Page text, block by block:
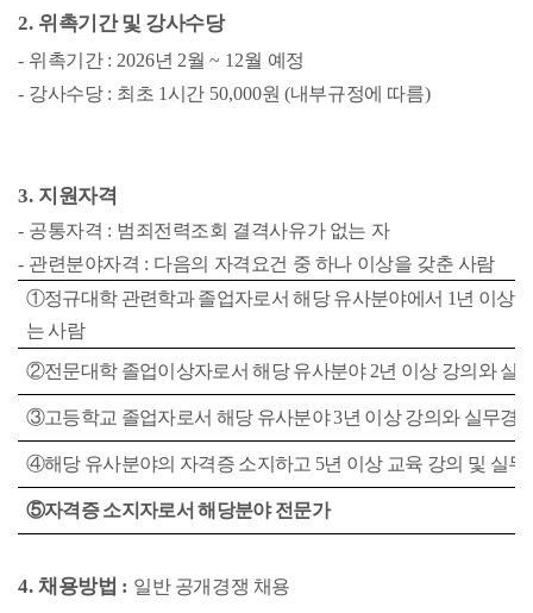
2. 위촉기간 및 강사수당
- 위촉기간 : 2026년 2월~ 12월 예정
- 강사수당 : 최초 1시간 50,000원 (내부규정에 따름)
3. 지원자격
- 공통자격 : 범죄전력조회 결격사유가 없는 자
- 관련분야자격 : 다음의 자격요건 중 하나 이상을 갖춘 사람
①정규대학 관련학과 졸업자로서 해당 유사분야에서 1 년 이상
는 사람
②전문대학 졸업이상자로서 해당 유사분야 2년 이상 강의와 실
③고등학교 졸업자로서 해당 유사분야3년 이상 강의와 실무경
④해당 유사분야의 자격증 소지하고 5년 이상 교육 강의 및 실
⑤자격증 소지자로서 해당분야 전문가
4. 채용방법 : 일반 공개경쟁 채용